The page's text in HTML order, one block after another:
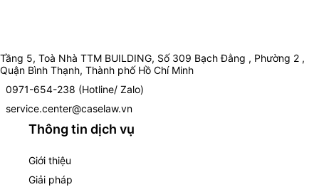
Tầng 5, Toà Nhà TTM BUILDING, Số 309 Bạch Đằng , Phường 2 ,
Quận Bình Thạnh, Thành phố Hồ Chí Minh
0971-654-238 (Hotline/ Zalo)
service.center@caselaw.vn
Thông tin dịch vụ
Giới thiệu
Giải pháp